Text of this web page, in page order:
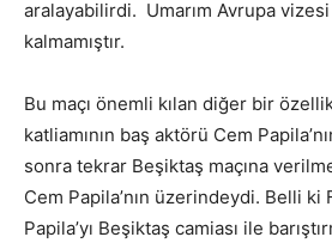
aralayabilirdi. Umarım Avrupa vizesi
kalmamıştır.
Bu maçı önemli kılan diğer bir
katliamının baş aktörü Cem
sonra tekrar Beşiktaş maçına
Cem Papila’nın üzerindeydi. Belli ki
Papila’yı Beşiktaş camiası ile